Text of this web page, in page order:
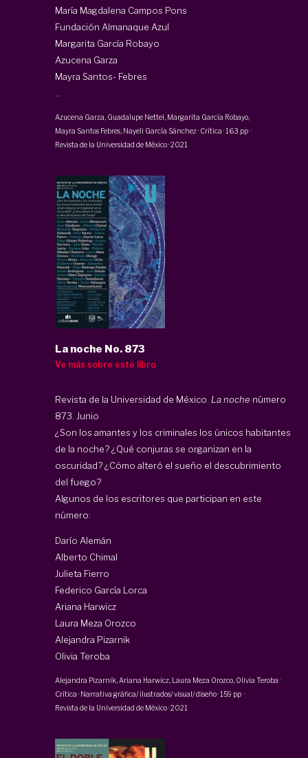
María Magdalena Campos Pons
Fundación Almanaque Azul
Margarita García Robayo
Azucena Garza
Mayra Santos- Febres
Azucena Garza, Guadalupe Nettel Margarita García Robayo
Mayra Santos Febres , Nayeli García Sánchez· Crítica ·163 pp ·
Revista de la Universidad de México·2021
La noche No. 873
Ve más sobre este libro
Revista de la Universidad de México. La noche número
873. Junio
¿Son los amantes y los criminales los únicos habitantes
de la noche? ¿Qué conjuras se organizan en la
oscuridad? ¿Cómo alteró el sueño el descubrimiento
del fuego?
Algunos de los escritores que participan en este
número:
Darío Alemán
Alberto Chimal
Julieta Fierro
Federico García Lorca
Ariana Harwicz
Laura Meza Orozco
Alejandra Pizarnik
Olivia Teroba
Alejandra Pizarnik, Ariana Harwicz , Laura Meza Orozco, Olivia Teroba ·
Crítica · Narrativa gráfica/ ilustrados/ visual/ diseño·159 pp ·
Revista de la Universidad de México·2021